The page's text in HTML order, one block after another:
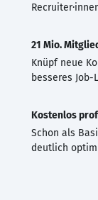
21 Mio.
Knüpf neue
besseres Job-
Kostenlos
Schon als
deutlich